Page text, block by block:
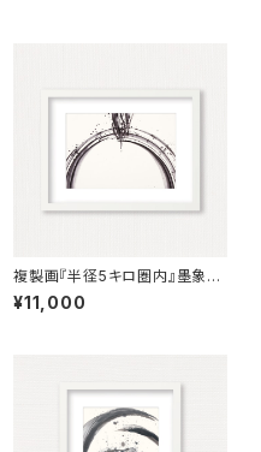
複製画『半径5キロ圏内』墨象
（額入り） Reproduction pain
ting「Within 5km radius」（Fr
¥11,000